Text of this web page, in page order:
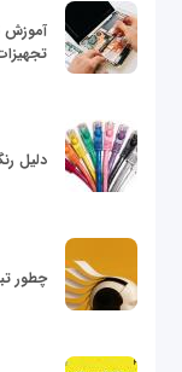
آموزش
دلیل
چطور